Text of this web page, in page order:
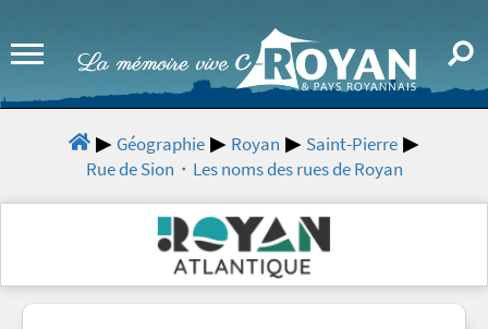
Géographie Royan
Saint-Pierre
Rue de Sion・Les noms des rues de Royan